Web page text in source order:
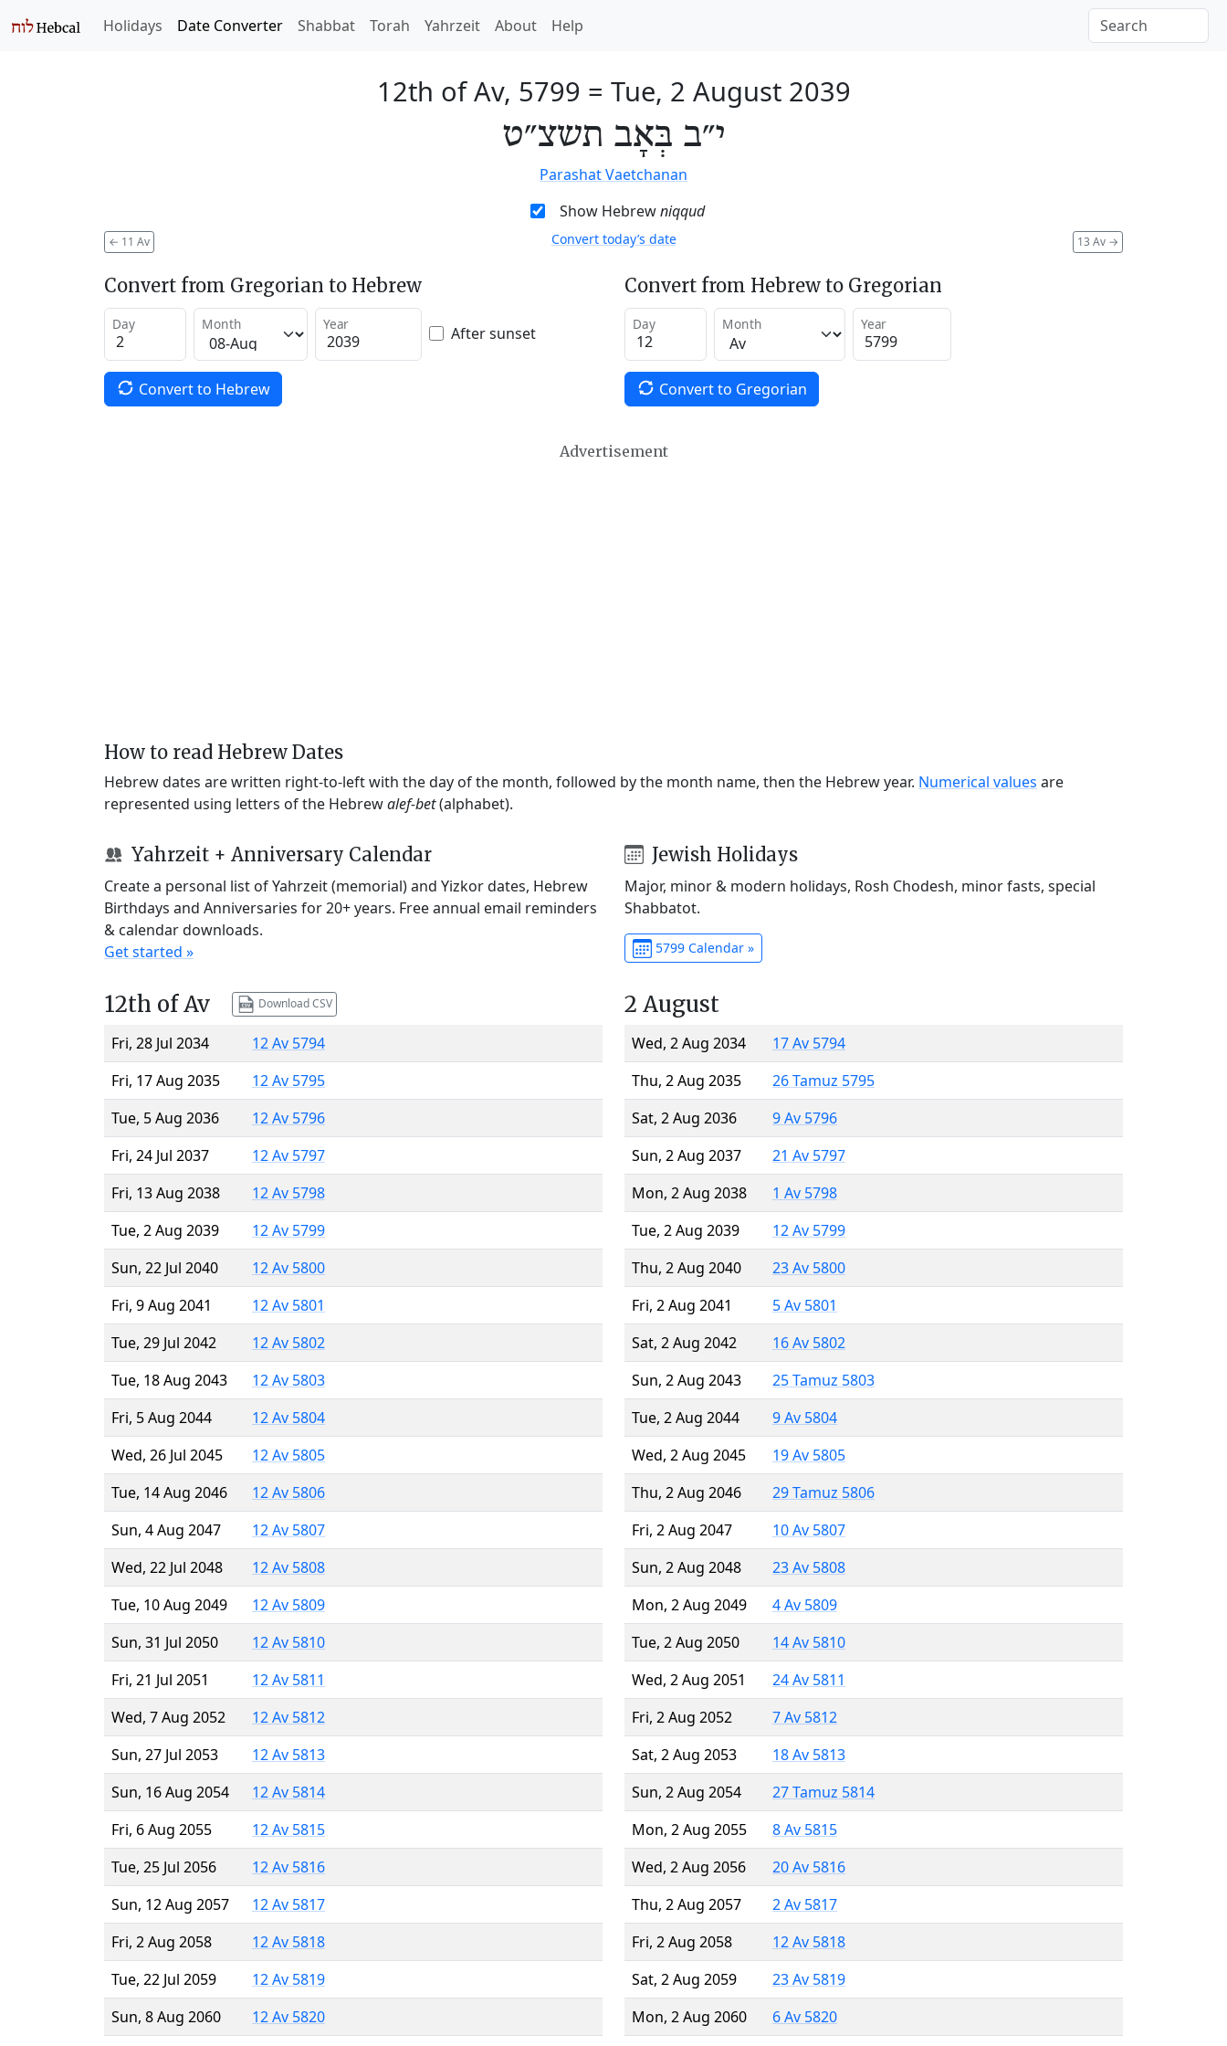
Holidays Date Converter Shabbat Torah Yahrzeit About Help
12th of Av, 5799 = Tue, 2 August 2039
י״ב בְּאָב תשצ״ט
Parashat Vaetchanan
Show Hebrewniqqud
← 11 Av 13 Av →
Convert today’s date
Convert from Gregorian to Hebrew
Day Month Year After sunset
Convert to Hebrew
Convert from Hebrew to Gregorian
Day Month Year
Convert to Gregorian
Advertisement
How to read Hebrew Dates
Hebrew dates are written right-to-left with the day of the month, followed by the month name, then the Hebrew year. Numerical values are
represented using letters of the Hebrewalef-bet(alphabet).
Yahrzeit + Anniversary Calendar
Create a personal list of Yahrzeit (memorial) and Yizkor dates, Hebrew
Birthdays and Anniversaries for 20+ years. Free annual email reminders
& calendar downloads.
Get started »
Jewish Holidays
Major, minor & modern holidays, Rosh Chodesh, minor fasts, special
Shabbatot.
5799 Calendar »
12th of Av Download CSV
Fri, 28 Jul 2034
12 Av 5794
Fri, 17 Aug 2035
12 Av 5795
Tue, 5 Aug 2036
12 Av 5796
Fri, 24 Jul 2037
12 Av 5797
Fri, 13 Aug 2038
12 Av 5798
Tue, 2 Aug 2039
12 Av 5799
Sun, 22 Jul 2040
12 Av 5800
Fri, 9 Aug 2041
12 Av 5801
Tue, 29 Jul 2042
12 Av 5802
Tue, 18 Aug 2043
12 Av 5803
Fri, 5 Aug 2044
12 Av 5804
Wed, 26 Jul 2045
12 Av 5805
Tue, 14 Aug 2046
12 Av 5806
Sun, 4 Aug 2047
12 Av 5807
Wed, 22 Jul 2048
12 Av 5808
Tue, 10 Aug 2049
12 Av 5809
Sun, 31 Jul 2050
12 Av 5810
Fri, 21 Jul 2051
12 Av 5811
Wed, 7 Aug 2052
12 Av 5812
Sun, 27 Jul 2053
12 Av 5813
Sun, 16 Aug 2054
12 Av 5814
Fri, 6 Aug 2055
12 Av 5815
Tue, 25 Jul 2056
12 Av 5816
Sun, 12 Aug 2057
12 Av 5817
Fri, 2 Aug 2058
12 Av 5818
Tue, 22 Jul 2059
12 Av 5819
Sun, 8 Aug 2060
12 Av 5820
2 August
Wed, 2 Aug 2034
17 Av 5794
Thu, 2 Aug 2035
26 Tamuz 5795
Sat, 2 Aug 2036
9 Av 5796
Sun, 2 Aug 2037
21 Av 5797
Mon, 2 Aug 2038
1 Av 5798
Tue, 2 Aug 2039
12 Av 5799
Thu, 2 Aug 2040
23 Av 5800
Fri, 2 Aug 2041
5 Av 5801
Sat, 2 Aug 2042
16 Av 5802
Sun, 2 Aug 2043
25 Tamuz 5803
Tue, 2 Aug 2044
9 Av 5804
Wed, 2 Aug 2045
19 Av 5805
Thu, 2 Aug 2046
29 Tamuz 5806
Fri, 2 Aug 2047
10 Av 5807
Sun, 2 Aug 2048
23 Av 5808
Mon, 2 Aug 2049
4 Av 5809
Tue, 2 Aug 2050
14 Av 5810
Wed, 2 Aug 2051
24 Av 5811
Fri, 2 Aug 2052
7 Av 5812
Sat, 2 Aug 2053
18 Av 5813
Sun, 2 Aug 2054
27 Tamuz 5814
Mon, 2 Aug 2055
8 Av 5815
Wed, 2 Aug 2056
20 Av 5816
Thu, 2 Aug 2057
2 Av 5817
Fri, 2 Aug 2058
12 Av 5818
Sat, 2 Aug 2059
23 Av 5819
Mon, 2 Aug 2060
6 Av 5820